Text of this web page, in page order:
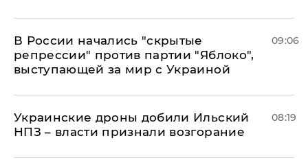
В России начались "скрытые
репрессии" против партии "Яблоко",
выступающей за мир с Украиной
09:06
Украинские дроны добили Ильский
НПЗ – власти признали возгорание
08:19